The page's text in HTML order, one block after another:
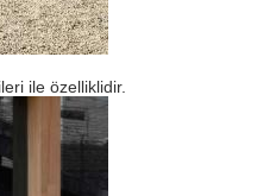
ile özelliklidir.